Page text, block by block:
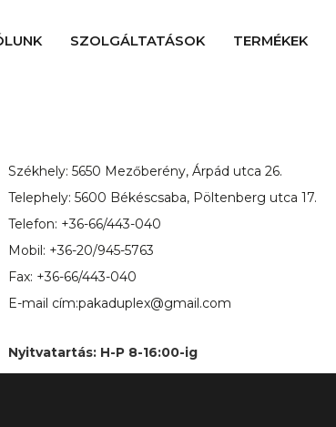
SZOLGÁLTATÁSOK TERMÉKEK
Székhely: 5650 Mezőberény, Árpád utca 26.
Telephely: 5600 Békéscsaba, Pöltenberg utca 17.
Telefon: +36-66/443-040
Mobil: +36-20/945-5763
Fax: +36-66/443-040
E-mail cím:pakaduplex@gmail.com
Nyitvatartás: H-P 8-16:00-ig